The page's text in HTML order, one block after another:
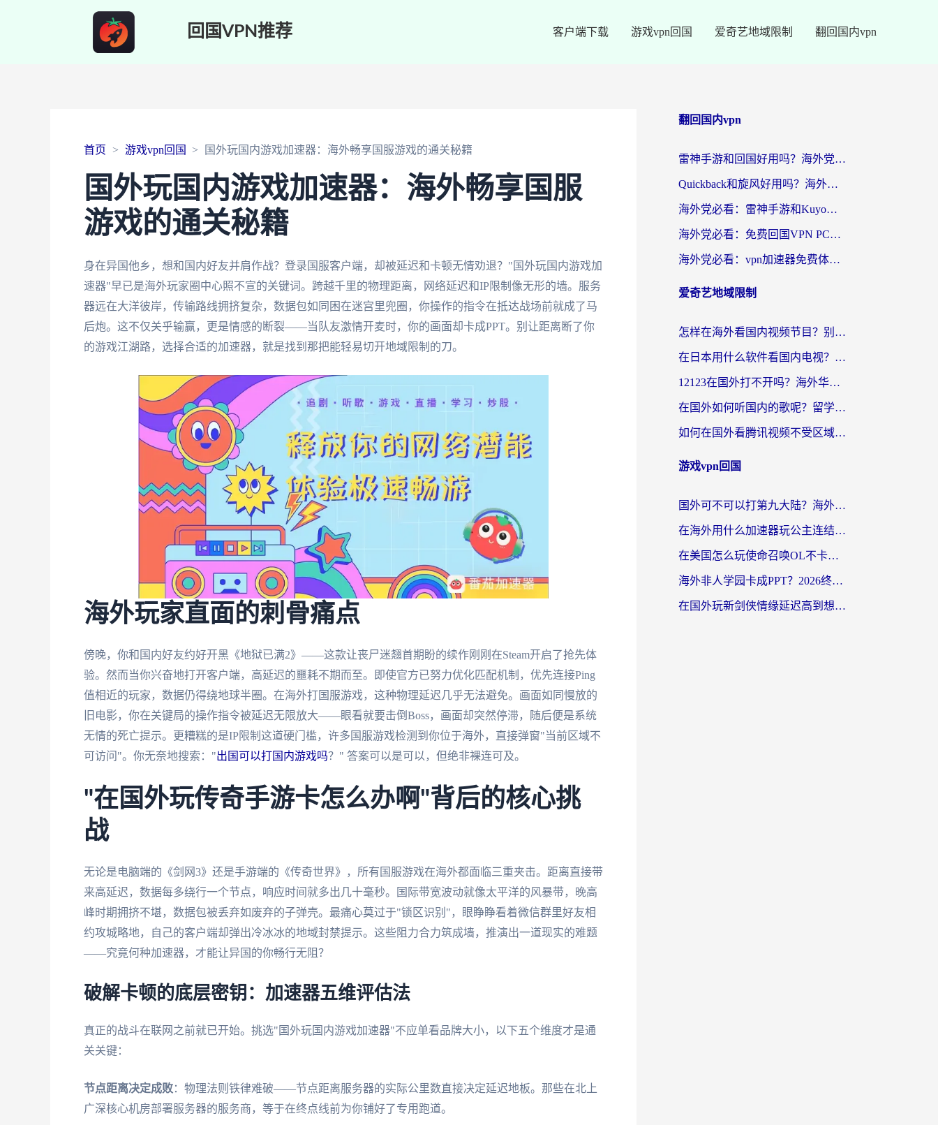
回国VPN推荐 客户端下载 游戏vpn回国 爱奇艺地域限制 翻回国内vpn
首页 游戏vpn回国 国外玩国内游戏加速器：海外畅享国服游戏的通关秘籍
国外玩国内游戏加速器：海外畅享国服
游戏的通关秘籍
身在异国他乡，想和国内好友并肩作战？登录国服客户端，却被延迟和卡顿无情劝退？"国外玩国内游戏加
速器"早已是海外玩家圈中心照不宣的关键词。跨越千里的物理距离，网络延迟和IP限制像无形的墙。服务
器远在大洋彼岸，传输路线拥挤复杂，数据包如同困在迷宫里兜圈，你操作的指令在抵达战场前就成了马
后炮。这不仅关乎输赢，更是情感的断裂——当队友激情开麦时，你的画面却卡成PPT。别让距离断了你
的游戏江湖路，选择合适的加速器，就是找到那把能轻易切开地域限制的刀。
海外玩家直面的刺骨痛点
傍晚，你和国内好友约好开黑《地狱已满2》——这款让丧尸迷翘首期盼的续作刚刚在Steam开启了抢先体
验。然而当你兴奋地打开客户端，高延迟的噩耗不期而至。即使官方已努力优化匹配机制，优先连接Ping
值相近的玩家，数据仍得绕地球半圈。在海外打国服游戏，这种物理延迟几乎无法避免。画面如同慢放的
旧电影，你在关键局的操作指令被延迟无限放大——眼看就要击倒Boss，画面却突然停滞，随后便是系统
无情的死亡提示。更糟糕的是IP限制这道硬门槛，许多国服游戏检测到你位于海外，直接弹窗"当前区域不
可访问"。你无奈地搜索："出国可以打国内游戏吗？" 答案可以是可以，但绝非裸连可及。
"在国外玩传奇手游卡怎么办啊"背后的核心挑
战
无论是电脑端的《剑网3》还是手游端的《传奇世界》，所有国服游戏在海外都面临三重夹击。距离直接带
来高延迟，数据每多绕行一个节点，响应时间就多出几十毫秒。国际带宽波动就像太平洋的风暴带，晚高
峰时期拥挤不堪，数据包被丢弃如废弃的子弹壳。最痛心莫过于"锁区识别"，眼睁睁看着微信群里好友相
约攻城略地，自己的客户端却弹出冷冰冰的地域封禁提示。这些阻力合力筑成墙，推演出一道现实的难题
——究竟何种加速器，才能让异国的你畅行无阻？
破解卡顿的底层密钥：加速器五维评估法
真正的战斗在联网之前就已开始。挑选"国外玩国内游戏加速器"不应单看品牌大小，以下五个维度才是通
关关键：
节点距离决定成败：物理法则铁律难破——节点距离服务器的实际公里数直接决定延迟地板。那些在北上
广深核心机房部署服务器的服务商，等于在终点线前为你铺好了专用跑道。
翻回国内vpn
雷神手游和回国好用吗？海外党亲测：选对加速器才能无缝刷剧打游戏
Quickback和旋风好用吗？海外华人亲测：选对回国加速器才能无缝看央视5
海外党必看：雷神手游和Kuyo好用吗？3款回国加速器实测+避坑指南
海外党必看：免费回国VPN PC真的能用？附国内高速VPN选择全攻略
海外党必看：vpn加速器免费体验？选对回国加速器才能无缝刷国内剧玩国服
爱奇艺地域限制
怎样在海外看国内视频节目？别再踩坑！留学生和海外华人的专属解决方案
在日本用什么软件看国内电视？这篇攻略帮你告别地域限制
12123在国外打不开吗？海外华人亲测有效的回国加速方案
在国外如何听国内的歌呢？留学生亲测有效的回国加速方案
如何在国外看腾讯视频不受区域限制？留学生亲测有效的回国加速指南
游戏vpn回国
国外可不可以打第九大陆？海外玩家国服畅玩终极指南（附3大热门游戏解决妙招）
在海外用什么加速器玩公主连结：Re？老玩家亲测的稳定方案来了
在美国怎么玩使命召唤OL不卡？海外党亲测有效的国服游戏加速器指南
海外非人学园卡成PPT？2026终极加速器指南：从暗区突围到王国纪元，一篇搞定
在国外玩新剑侠情缘延迟高到想摔手机？海外玩家亲测有效的加速器选择指南